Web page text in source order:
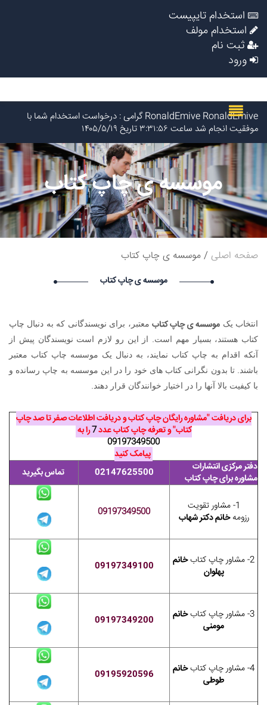
استخدام تایپیست
استخدام مولف
ثبت نام
ورود
RonaldEmive RonaldEmive گرامی : درخواست استخدام شما با
موفقیت انجام شد ساعت ۳:۳۱:۵۶ تاریخ ۱۴۰۵/۵/۱۹
Vivod iz zapoya na domy_hkPn Vivod iz zapoya na
domy_hkPn گرامی : درخواست استخدام شما با موفقیت انجام شد
ساعت ۲:۲۶:۷ تاریخ ۱۴۰۵/۵/۱۹
Kapelnica ot zapoya_gcpr Kapelnica ot zapoya_gcpr گرامی :
درخواست استخدام شما با موفقیت انجام شد ساعت ۲:۲۵:۳ تاریخ
۱۴۰۵/۵/۱۹
Vivod iz zapoya na domy_knon Vivod iz zapoya na
domy_knon گرامی : درخواست استخدام شما با موفقیت انجام شد
ساعت ۲۳:۱۹:۳۵ تاریخ ۱۴۰۵/۵/۱۸
شینا ساعدی گرامی : درخواست استخدام شما با موفقیت انجام شد
Vivod iz zapoya na domy_utSt Vivod iz zapoya na
Kapelnica ot zapoya_nwst Kapelnica ot zapoya_nwst گرامی :
درخواست استخدام شما با موفقیت انجام شد ساعت ۶:۵۶:۵۷ تاریخ
۱۴۰۵/۵/۱۹
Vivod iz zapoya na domy_mpor Vivod iz zapoya na
domy_mpor گرامی : درخواست استخدام شما با موفقیت انجام شد
ساعت ۳:۴۷:۶ تاریخ ۱۴۰۵/۵/۱۹
موسسه ی چاپ کتاب
صفحه اصلی موسسه ی چاپ کتاب
موسسه ی چاپ کتاب
انتخاب یک موسسه ی چاپ کتاب معتبر، برای نویسندگانی که به دنبال چاپ
کتاب هستند، بسیار مهم است. از این رو لازم است نویسندگان پیش از
آنکه اقدام به چاپ کتاب نمایند، به دنبال یک موسسه چاپ کتاب معتبر
باشند. تا بدون نگرانی کتاب های خود را در این موسسه به چاپ رسانده و
با کیفیت بالا آنها را در اختیار خوانندگان قرار دهند.
برای دریافت "مشاوره رایگان چاپ کتاب و دریافت اطلاعات صفر تا صد چاپ
کتاب" و تعرفه چاپ کتاب عدد7را به
09197349500
پیامک کنید
دفتر مرکزی انتشارات
مشاوره برای چاپ کتاب
02147625500 تماس بگیرید
1- مشاور تقویت
رزومهخانم دکتر شهاب 09197349500
2- مشاور چاپ کتاب
خانم
پهلوان
09197349100
3- مشاور چاپ کتاب
خانم
مومنی
09197349200
4- مشاور چاپ کتاب
خانم
طوطی
09195920596